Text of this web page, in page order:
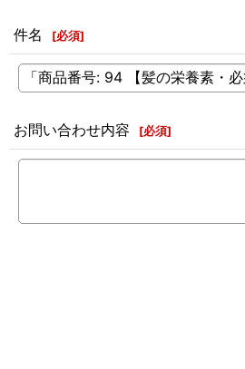
件名 [必須]
お問い合わせ内容 [必須]